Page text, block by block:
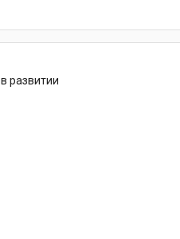
развитии